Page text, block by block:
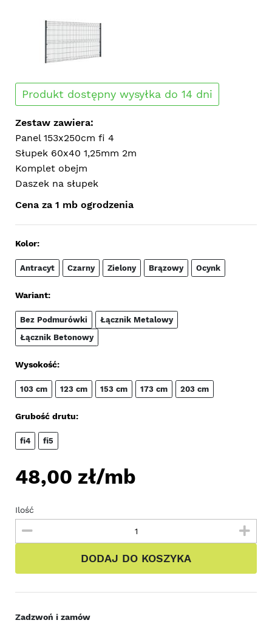
Produkt dostępny wysyłka do 14 dni
Zestaw zawiera:
Panel 153x250cm fi 4
Słupek 60x40 1,25mm 2m
Komplet obejm
Daszek na słupek
Cena za 1 mb ogrodzenia
Kolor:
Antracyt Czarny Zielony Brązowy Ocynk
Wariant:
Bez Podmurówki
Łącznik Metalowy
Łącznik Betonowy
Wysokość:
103 cm 123 cm 153 cm 173 cm 203 cm
Grubość drutu:
fi4 fi5
48,00 zł/mb
Ilość
DODAJ DO KOSZYKA
Zadzwoń i zamów